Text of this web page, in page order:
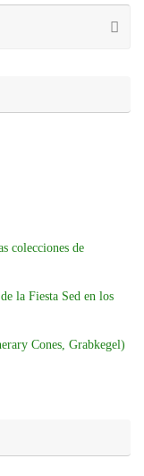
colecciones de
la Fiesta Sed en los
Cones, Grabkegel)